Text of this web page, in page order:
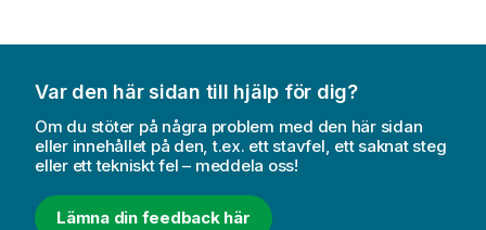
Var den här sidan till hjälp för dig?
Om du stöter på några problem med den här sidan
eller innehållet på den, t.ex. ett stavfel, ett saknat steg
eller ett tekniskt fel – meddela oss!
Lämna din feedback här